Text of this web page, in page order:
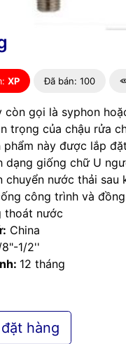
XP Đã bán: 100
còn gọi là syphon
trọng của chậu rửa
phẩm này được lắp
dạng giống chữ U
chuyển nước thải sau
công trình và
thoát nước
China
1/2''
12 tháng
hàng